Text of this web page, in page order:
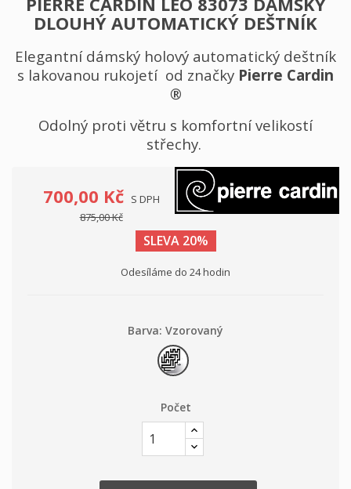
DLOUHÝ AUTOMATICKÝ DEŠTNÍK
Elegantní dámský holový automatický deštník
s lakovanou rukojetí od značky Pierre Cardin
®
Odolný proti větru s komfortní velikostí
střechy.
700,00 Kč S DPH
875,00 Kč
SLEVA 20%
Odesíláme do 24 hodin
Barva: Vzorovaný
Vzorovaný
Počet